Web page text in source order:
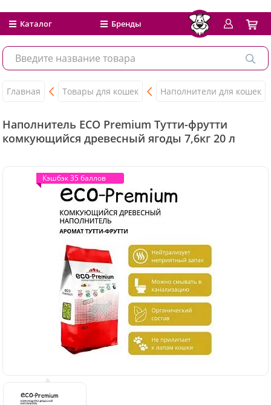
Каталог Бренды
Главная Товары для кошек Наполнители для кошек
Наполнитель ECO Premium Тутти-фрутти
комкующийся древесный ягоды 7,6кг 20 л
Кэшбэк 35 баллов
Кэшбэк 35 баллов